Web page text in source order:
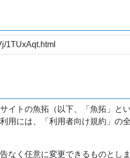
イトの魚拓（以下、「魚拓」と
用には、「利用者向け規約」の
なく任意に変更できるものとしま